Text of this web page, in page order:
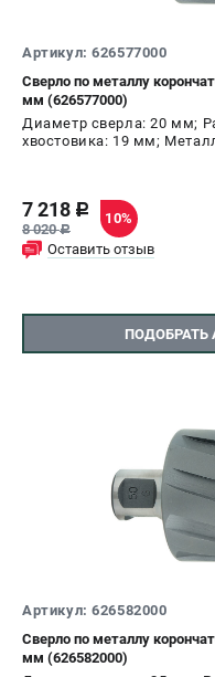
Артикул: 626577000
Сверло по металлу
мм (626577000)
Диаметр сверла: 20 мм;
хвостовика: 19 мм;
7 218 c
8 020c
10%
Оставить отзыв
ПОДОБРАТЬ
Артикул: 626582000
Сверло по металлу
мм (626582000)